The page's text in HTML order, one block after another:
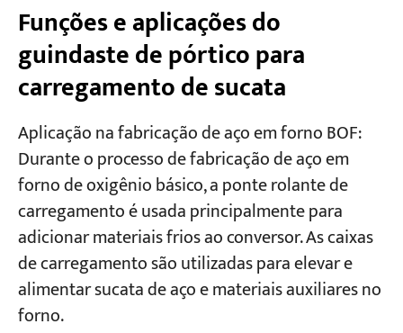
Funções e aplicações do
guindaste de pórtico para
carregamento de sucata
Aplicação na fabricação de aço em forno BOF:
Durante o processo de fabricação de aço em
forno de oxigênio básico, a ponte rolante de
carregamento é usada principalmente para
adicionar materiais frios ao conversor. As caixas
de carregamento são utilizadas para elevar e
alimentar sucata de aço e materiais auxiliares no
forno.